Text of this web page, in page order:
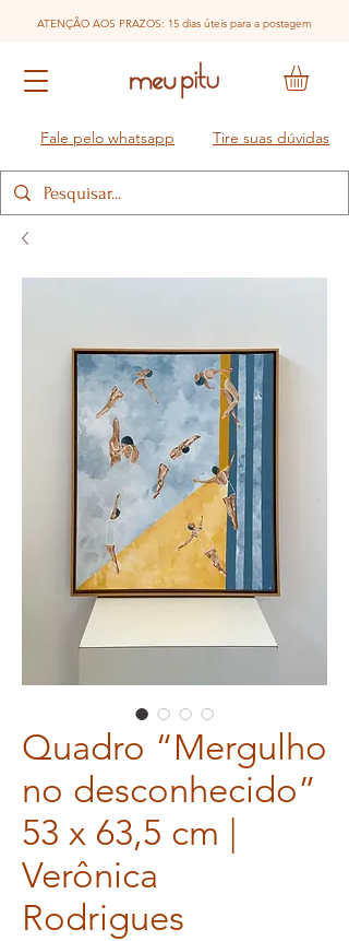
ATENÇÃO AOS PRAZOS: 15 dias úteis para a postagem
Fale pelo whatsapp Tire suas dúvidas
Quadro “Mergulho
no desconhecido”
53 x 63,5 cm |
Verônica
Rodrigues